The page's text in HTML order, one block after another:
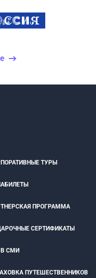
ТУРЫ
ПРОГРАММА
СЕРТИФИКАТЫ
СМИ
ПУТЕШЕСТВЕННИКОВ